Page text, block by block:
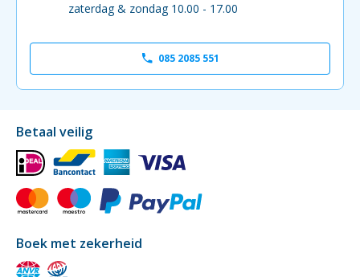
zaterdag & zondag 10.00 - 17.00
085 2085 551
Betaal veilig
Boek met zekerheid